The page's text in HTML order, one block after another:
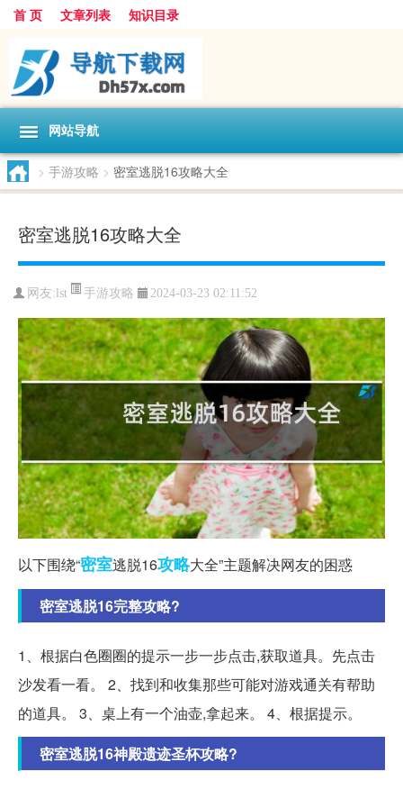
首 页 文章列表 知识目录
网站导航
> 手游攻略 > 密室逃脱16攻略大全
密室逃脱16攻略大全
网友: lst 手游攻略 2024-03-23 02:11:52
以下围绕“密室逃脱16攻略大全”主题解决网友的困惑
密室逃脱16完整攻略?
1、根据白色圈圈的提示一步一步点击,获取道具。先点击
沙发看一看。 2、找到和收集那些可能对游戏通关有帮助
的道具。 3、桌上有一个油壶,拿起来。 4、根据提示。
密室逃脱16神殿遗迹圣杯攻略?